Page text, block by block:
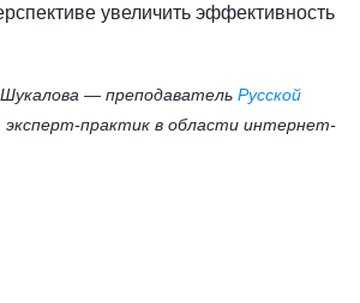
увеличить эффективность
— преподаватель Русской
эксперт-практик в области интернет-